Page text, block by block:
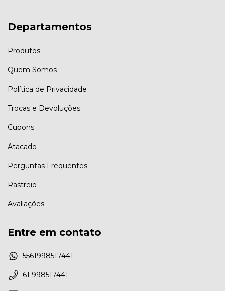
Departamentos
Produtos
Quem Somos
Política de Privacidade
Trocas e Devoluções
Cupons
Atacado
Perguntas Frequentes
Rastreio
Avaliações
Entre em contato
5561998517441
61 998517441